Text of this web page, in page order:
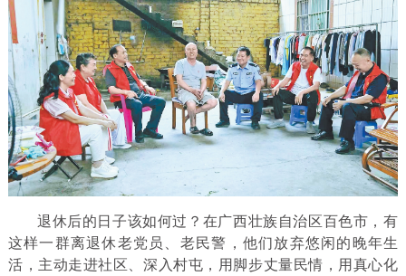
退休后的日子该如何过？在广西壮族自治区百色市，有
这样一群离退休老党员、老民警，他们放弃悠闲的晚年生
活，主动走进社区、深入村屯，用脚步丈量民情，用真心化